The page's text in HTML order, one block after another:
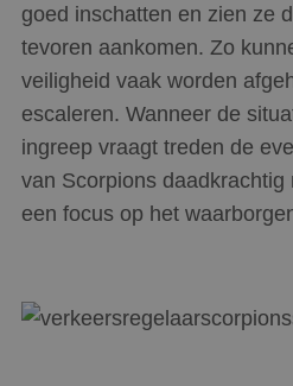
goed inschatten en zien ze
tevoren aankomen. Zo
veiligheid vaak worden
escaleren. Wanneer de
ingreep vraagt treden de
van Scorpions
een focus op het